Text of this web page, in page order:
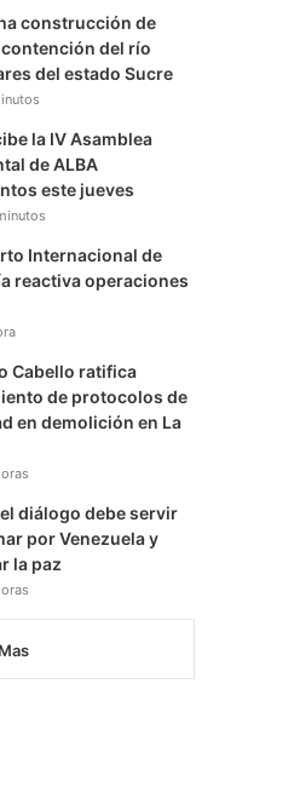
a
m
m
construcción de
del río
del estado Sucre
la IV Asamblea
de ALBA
este jueves
Internacional de
reactiva operaciones
Cabello ratifica
de protocolos de
en demolición en La
diálogo debe servir
por Venezuela y
la paz